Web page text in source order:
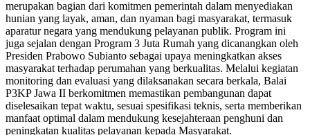
merupakan bagian dari komitmen pemerintah dalam menyediakan
hunian yang layak, aman, dan nyaman bagi masyarakat, termasuk
aparatur negara yang mendukung pelayanan publik. Program ini
juga sejalan dengan Program 3 Juta Rumah yang dicanangkan oleh
Presiden Prabowo Subianto sebagai upaya meningkatkan akses
masyarakat terhadap perumahan yang berkualitas. Melalui kegiatan
monitoring dan evaluasi yang dilaksanakan secara berkala, Balai
P3KP Jawa II berkomitmen memastikan pembangunan dapat
diselesaikan tepat waktu, sesuai spesifikasi teknis, serta memberikan
manfaat optimal dalam mendukung kesejahteraan penghuni dan
peningkatan kualitas pelayanan kepada Masyarakat.